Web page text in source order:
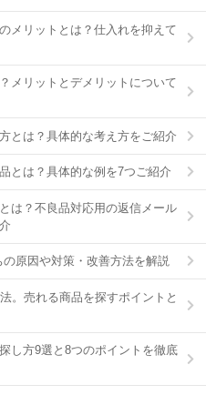
メリットとは？仕入れを抑えて
メリットとデメリットについて
とは？具体的な考え方をご紹介
とは？具体的な例を7つご紹介
は？不良品対応用の返信メール
原因や対策・改善方法を解説
。売れる商品を探すポイントと
し方9選と8つのポイントを徹底